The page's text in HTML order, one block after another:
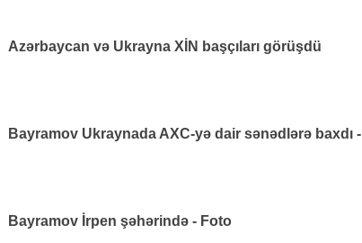
Azərbaycan və Ukrayna XİN başçıları görüşdü
Bayramov Ukraynada AXC-yə dair sənədlərə baxdı
Bayramov İrpen şəhərində - Foto